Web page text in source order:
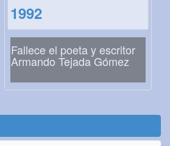
1992
Fallece el poeta y escritor
Armando Tejada Gómez